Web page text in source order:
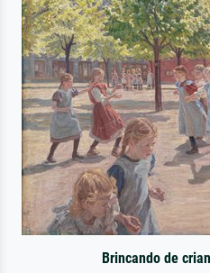
Brincando de